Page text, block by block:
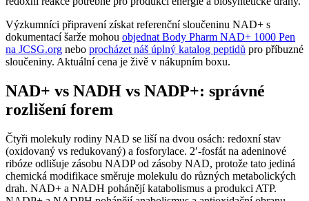
Výzkumníci připravení získat referenční sloučeninu NAD+ s
dokumentací šarže mohou objednat Body Pharm NAD+ 1000 Pen
na JCSG.org nebo procházet náš úplný katalog peptidů pro příbuzné
sloučeniny. Aktuální cena je živě v nákupním boxu.
NAD+ vs NADH vs NADP+: správné
rozlišení forem
Čtyři molekuly rodiny NAD se liší na dvou osách: redoxní stav
(oxidovaný vs redukovaný) a fosforylace. 2′-fosfát na adeninové
ribóze odlišuje zásobu NADP od zásoby NAD, protože tato jediná
chemická modifikace směruje molekulu do různých metabolických
drah. NAD+ a NADH pohánějí katabolismus a produkci ATP.